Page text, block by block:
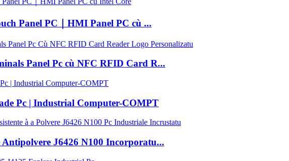
Panel PC｜HMI Panel PC cù ...
Panel Pc cù NFC RFID Card R...
Pc | Industrial Computer-COMPT
Antipolvere J6426 N100 Incorporatu...